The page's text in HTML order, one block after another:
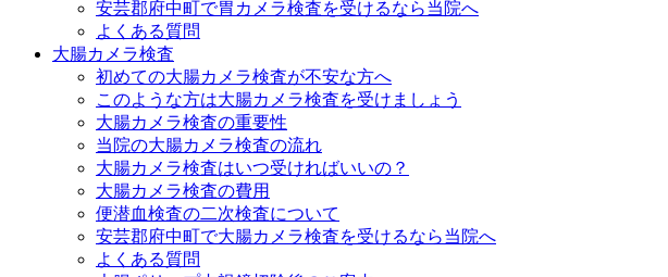
安芸郡府中町で胃カメラ検査を受けるなら当院へ
よくある質問
大腸カメラ検査
初めての大腸カメラ検査が不安な方へ
このような方は大腸カメラ検査を受けましょう
大腸カメラ検査の重要性
当院の大腸カメラ検査の流れ
大腸カメラ検査はいつ受ければいいの？
大腸カメラ検査の費用
便潜血検査の二次検査について
安芸郡府中町で大腸カメラ検査を受けるなら当院へ
よくある質問